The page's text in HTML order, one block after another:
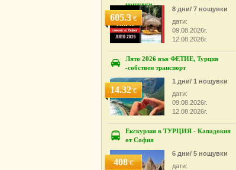
нощувки
605.3€
8 дни/ 7 нощувки
дати:
09.08.2026г.
12.08.2026г.
Лято 2026 във ФЕТИЕ, Турция
-собствен транспорт
14.32€
1 дни/ 1 нощувки
дати:
09.08.2026г.
12.08.2026г.
Екскурзия в ТУРЦИЯ - Кападокия
от София
408€
6 дни/ 5 нощувки
дати: